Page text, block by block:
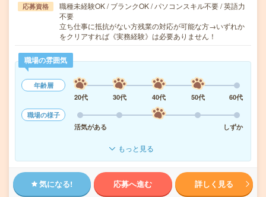
応募資格
職種未経験OK / ブランクOK / パソコンスキル不要 / 英語力
不要
立ち仕事に抵抗がない方残業の対応が可能な方→いずれか
をクリアすれば《実務経験》は必要ありません！
職場の雰囲気
年齢層
20代
30代 40代 50代
60代
職場の様子
活気がある
しずか
もっと見る
気になる! 応募へ進む 詳しく見る